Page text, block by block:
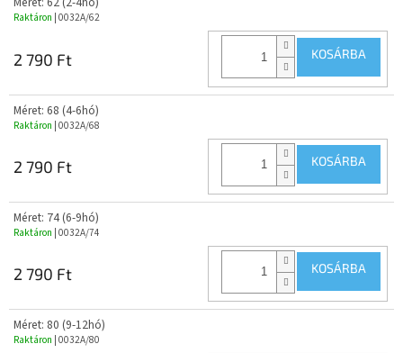
Raktáron | 0032A/62
2 790 Ft KOSÁRBA
Méret: 68 (4-6hó)
Raktáron | 0032A/68
2 790 Ft KOSÁRBA
Méret: 74 (6-9hó)
Raktáron | 0032A/74
2 790 Ft KOSÁRBA
Méret: 80 (9-12hó)
Raktáron | 0032A/80